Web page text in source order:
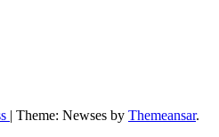
| Theme: Newses by Themeansar.